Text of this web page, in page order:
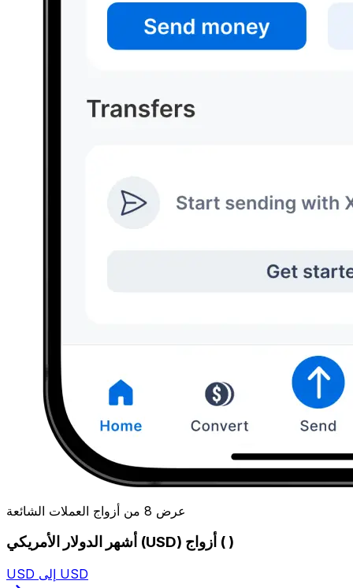
عرض 8 من أزواج العملات الشائعة
أشهر الدولار الأمريكي (USD) أزواج ( )
USD إلى USD